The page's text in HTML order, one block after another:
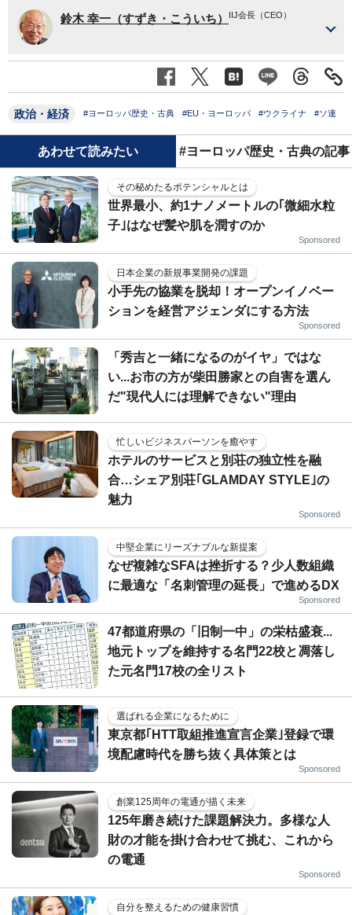
鈴木 幸一（すずき・こういち） IIJ会長（CEO）
政治・経済 #ヨーロッパ歴史・古典 #EU・ヨーロッパ #ウクライナ #ソ連
あわせて読みたい #ヨーロッパ歴史・古典の記事
その秘めたるポテンシャルとは
世界最小、約1ナノメートルの｢微細水粒
子｣はなぜ髪や肌を潤すのか
Sponsored
日本企業の新規事業開発の課題
小手先の協業を脱却！オープンイノベー
ションを経営アジェンダにする方法
Sponsored
「秀吉と一緒になるのがイヤ」ではな
い...お市の方が柴田勝家との自害を選ん
だ"現代人には理解できない"理由
忙しいビジネスパーソンを癒やす
ホテルのサービスと別荘の独立性を融
合…シェア別荘｢GLAMDAY STYLE｣の
魅力
Sponsored
中堅企業にリーズナブルな新提案
なぜ複雑なSFAは挫折する？少人数組織
に最適な「名刺管理の延長」で進めるDX
Sponsored
47都道府県の「旧制一中」の栄枯盛衰...
地元トップを維持する名門22校と凋落し
た元名門17校の全リスト
選ばれる企業になるために
東京都｢HTT取組推進宣言企業｣登録で環
境配慮時代を勝ち抜く具体策とは
Sponsored
創業125周年の電通が描く未来
125年磨き続けた課題解決力。多様な人
財の才能を掛け合わせて挑む、これから
の電通
Sponsored
自分を整えるための健康習慣